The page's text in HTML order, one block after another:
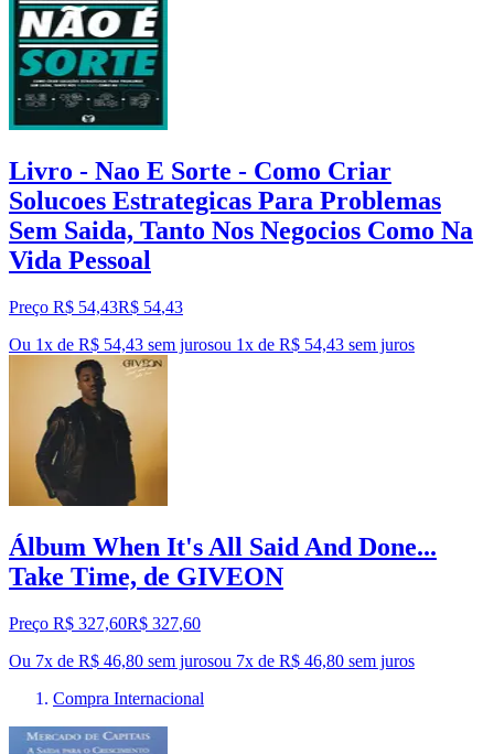
Livro - Nao E Sorte - Como Criar
Solucoes Estrategicas Para Problemas
Sem Saida, Tanto Nos Negocios Como Na
Vida Pessoal
Preço R$ 54,43R$ 54,43
Ou 1x de R$ 54,43 sem jurosou 1x de R$ 54,43 sem juros
Álbum When It's All Said And Done...
Take Time, de GIVEON
Preço R$ 327,60R$ 327,60
Ou 7x de R$ 46,80 sem jurosou 7x de R$ 46,80 sem juros
Compra Internacional